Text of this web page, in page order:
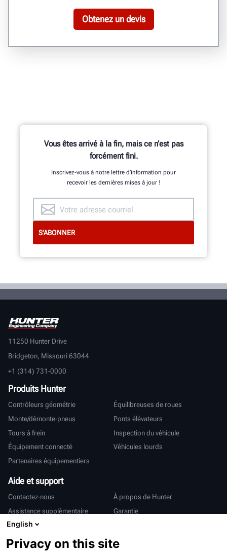
Obtenez un devis
Vous êtes arrivé à la fin, mais ce n’est pas
forcément fini.
Inscrivez-vous à notre lettre d’information pour
recevoir les dernières mises à jour !
11250 Hunter Drive
Bridgeton, Missouri 63044
+1 (314) 731-0000
Produits Hunter
Contrôleurs géométrie
Équilibreuses de roues
Monte/démonte-pneus
Ponts élévateurs
Tours à frein
Inspection du véhicule
Équipement connecté
Véhicules lourds
Partenaires équipementiers
Aide et support
Contactez-nous
À propos de Hunter
Assistance supplémentaire
Garantie
International
Ventes et services Deutsch
English
Privacy on this site